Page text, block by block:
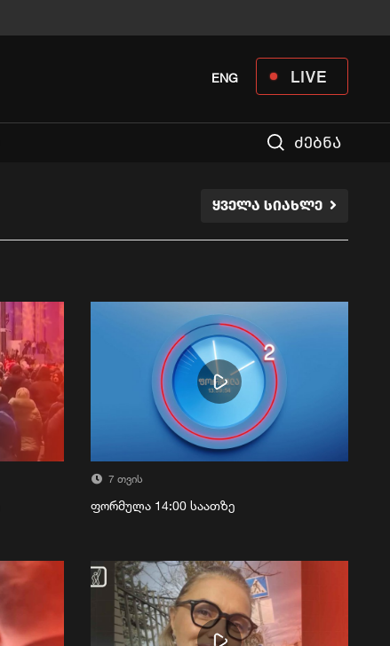
LIVE
ENG
ძებნა
ᲧᲕᲔᲚᲐ ᲡᲘᲐᲮᲚᲔ
7 თვის
ფორმულა 14:00 საათზე